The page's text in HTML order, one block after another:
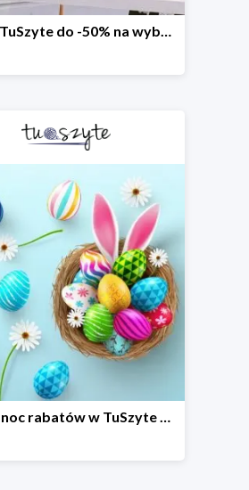
Sale w TuSzyte do -50% na wybrane modele
Wielkanoc rabatów w TuSzyte do -50%